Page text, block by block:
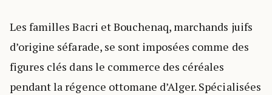
Les familles Bacri et Bouchenaq, marchands juifs
d’origine séfarade, se sont imposées comme des
figures clés dans le commerce des céréales
pendant la régence ottomane d’Alger. Spécialisées